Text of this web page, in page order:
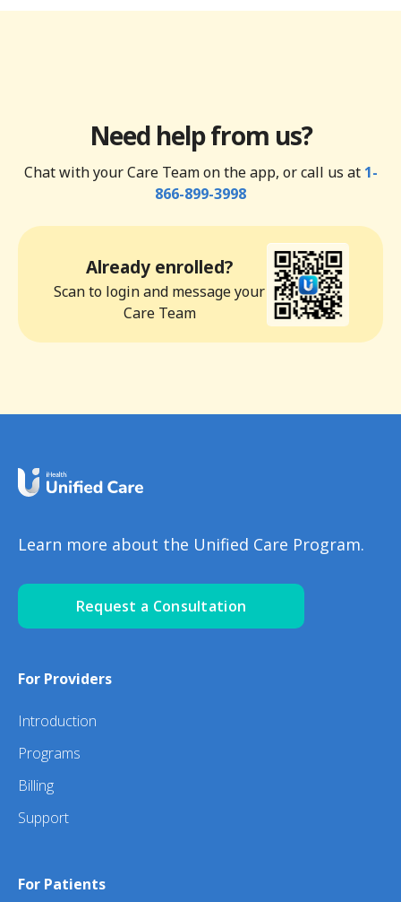
Need help from us?
Chat with your Care Team on the app, or call us at 1-
866-899-3998
Already enrolled?
Scan to login and message your
Care Team
Learn more about the Unified Care Program.
Request a Consultation
For Providers
Introduction
Programs
Billing
Support
For Patients